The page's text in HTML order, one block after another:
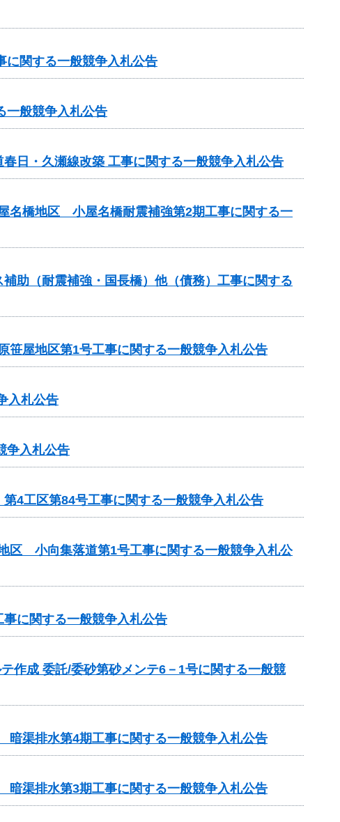
に関する一般競争入札公告
一般競争入札公告
日・久瀬線改築 工事に関する一般競争入札公告
名橋地区 小屋名橋耐震補強第2期工事に関する一
助（耐震補強・国長橋）他（債務）工事に関する
笹屋地区第1号工事に関する一般競争入札公告
入札公告
争入札公告
4工区第84号工事に関する一般競争入札公告
区 小向集落道第1号工事に関する一般競争入札公
に関する一般競争入札公告
作成 委託/委砂第砂メンテ6－1号に関する一般競
渠排水第4期工事に関する一般競争入札公告
渠排水第3期工事に関する一般競争入札公告